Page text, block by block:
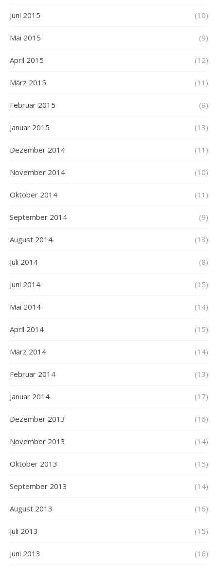
Juni 2015 (10)
Mai 2015 (9)
April 2015 (12)
März 2015 (11)
Februar 2015 (9)
Januar 2015 (13)
Dezember 2014 (11)
November 2014 (10)
Oktober 2014 (11)
September 2014 (9)
August 2014 (13)
Juli 2014 (8)
Juni 2014 (15)
Mai 2014 (14)
April 2014 (15)
März 2014 (14)
Februar 2014 (13)
Januar 2014 (17)
Dezember 2013 (16)
November 2013 (14)
Oktober 2013 (15)
September 2013 (14)
August 2013 (16)
Juli 2013 (15)
Juni 2013 (16)